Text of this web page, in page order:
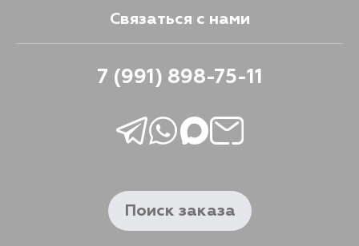
Связаться с нами
7 (991) 898-75-11
Поиск заказа